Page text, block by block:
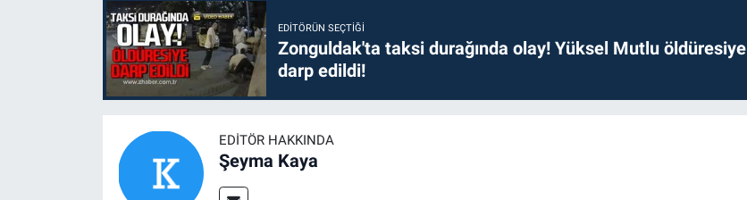
EDITÖRÜN SEÇTIĞI
Zonguldak'ta taksi durağında olay! Yüksel Mutlu öldüresiye
darp edildi!
EDITÖR HAKKINDA
Şeyma Kaya